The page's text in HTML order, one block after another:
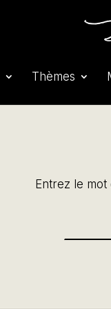
Thèmes
Entrez le